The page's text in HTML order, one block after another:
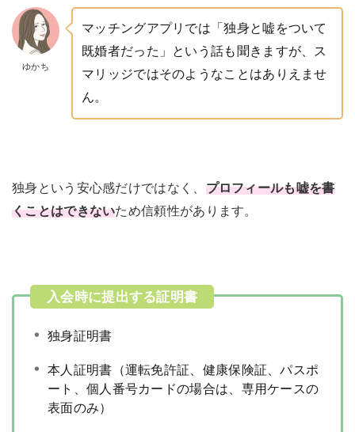
ゆかち
マッチングアプリでは「独身と嘘をついて
既婚者だった」という話も聞きますが、ス
マリッジではそのようなことはありえませ
ん。
独身という安心感だけではなく、 プロフィールも嘘を書
くことはできないため信頼性があります。
独身証明書
本人証明書（運転免許証、健康保険証、パスポ
ート、個人番号カードの場合は、専用ケースの
表面のみ）